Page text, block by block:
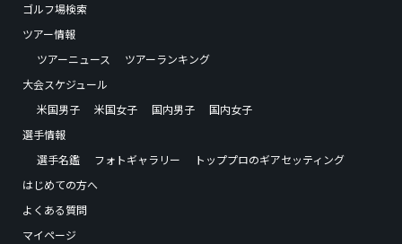
ゴルフ場検索
ツアー情報
ツアーニュース
ツアーランキング
大会スケジュール
米国男子
米国女子 国内男子
国内女子
選手情報
選手名鑑
フォトギャラリー
トッププロのギアセッティング
はじめての方へ
よくある質問
マイページ